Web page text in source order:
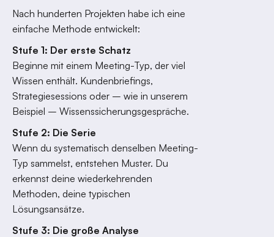
Nach hunderten Projekten habe ich eine
einfache Methode entwickelt:
Stufe 1: Der erste Schatz
Beginne mit einem Meeting-Typ, der viel
Wissen enthält. Kundenbriefings,
Strategiesessions oder – wie in unserem
Beispiel – Wissenssicherungsgespräche.
Stufe 2: Die Serie
Wenn du systematisch denselben Meeting-
Typ sammelst, entstehen Muster. Du
erkennst deine wiederkehrenden
Methoden, deine typischen
Lösungsansätze.
Stufe 3: Die große Analyse